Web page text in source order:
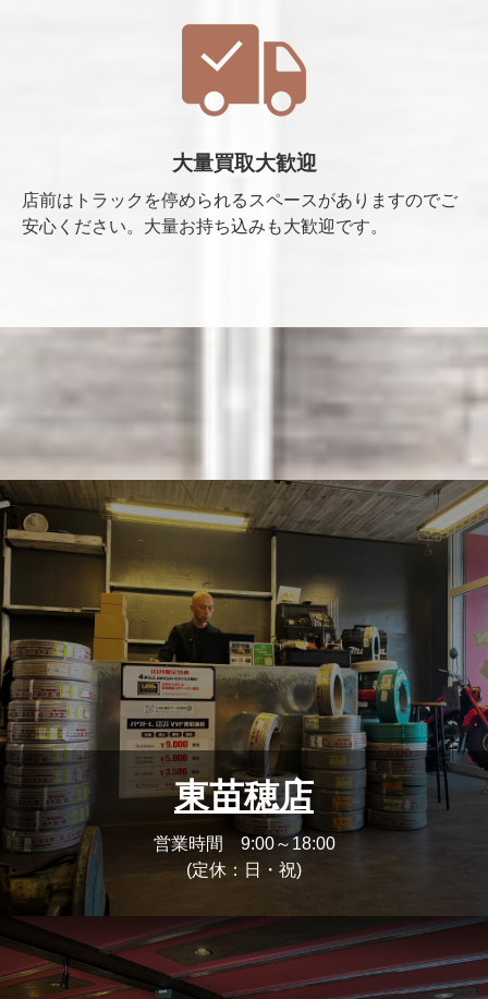
大量買取大歓迎
店前はトラックを停められるスペースがありますのでご
安心ください。大量お持ち込みも大歓迎です。
東苗穂店
営業時間 9:00～18:00
(定休：日・祝)